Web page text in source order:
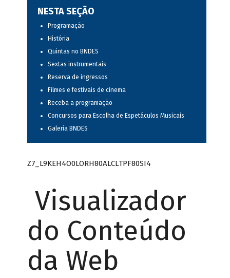
NESTA SEÇÃO
Programação
História
Quintas no BNDES
Sextas instrumentais
Reserva de ingressos
Filmes e festivais de cinema
Receba a programação
Concursos para Escolha de Espetáculos Musicais
Galeria BNDES
Z7_L9KEH4O0LORH80ALCLTPF80SI4
Visualizador
do Conteúdo
da Web